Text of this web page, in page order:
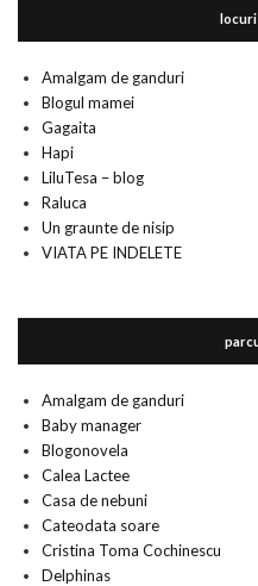
locuri
Amalgam de ganduri
Blogul mamei
Gagaita
Hapi
LiluTesa – blog
Raluca
Un graunte de nisip
VIATA PE INDELETE
Amalgam de ganduri
Baby manager
Blogonovela
Calea Lactee
Casa de nebuni
Cateodata soare
Cristina Toma Cochinescu
Delphinas